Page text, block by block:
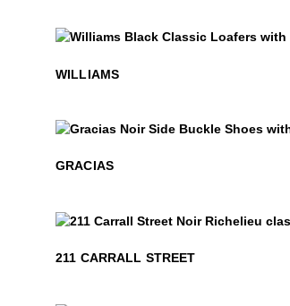
WILLIAMS
GRACIAS
211 CARRALL STREET